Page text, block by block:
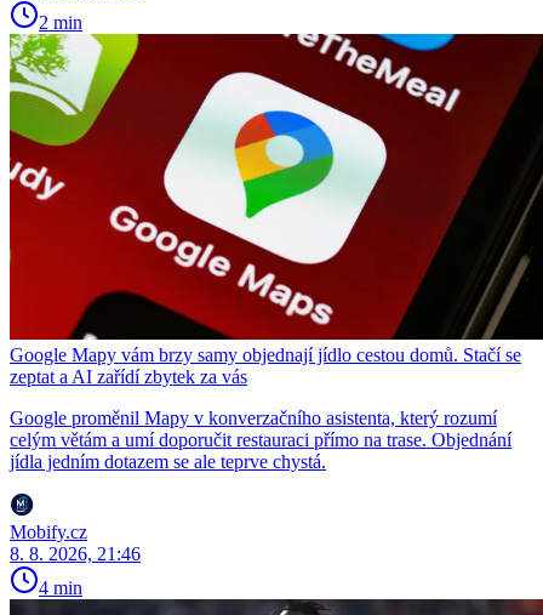
2 min
Google Mapy vám brzy samy objednají jídlo cestou domů. Stačí se
zeptat a AI zařídí zbytek za vás
Google proměnil Mapy v konverzačního asistenta, který rozumí
celým větám a umí doporučit restauraci přímo na trase. Objednání
jídla jedním dotazem se ale teprve chystá.
Mobify.cz
8. 8. 2026, 21:46
4 min